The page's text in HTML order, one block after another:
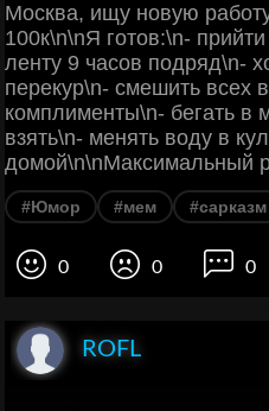
Москва, ищу новую
100к\n\nЯ готов:\n-
ленту 9 часов подряд\n-
перекур\n- смешить всех
комплименты\n- бегать в
взять\n- менять воду в
домой\n\nМаксимальный
#Юмор #мем #сарказм
0 0 0
ROFL